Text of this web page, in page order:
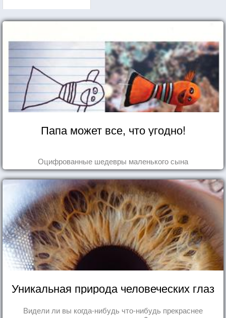
Папа может все, что угодно!
Оцифрованные шедевры маленького сына
Уникальная природа человеческих глаз
Видели ли вы когда-нибудь что-нибудь прекраснее